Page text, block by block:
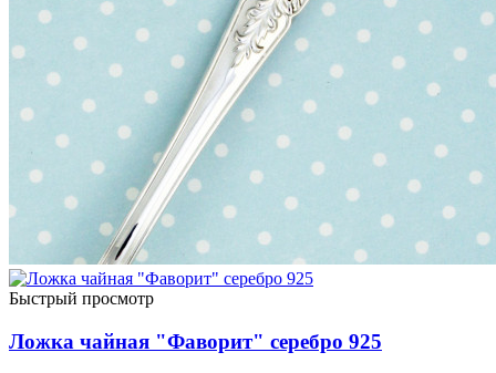
Быстрый просмотр
Ложка чайная "Фаворит" серебро 925